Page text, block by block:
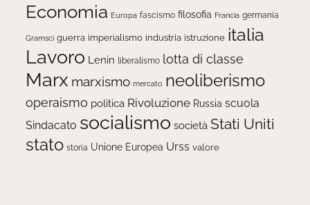
Economia Europa fascismo filosofia Francia germania
Gramsci guerra imperialismo industria istruzione italia
Lavoro Lenin liberalismo lotta di classe
Marx marxismo mercato neoliberismo
operaismo politica Rivoluzione Russia scuola
Sindacato socialismo società Stati Uniti
stato storia Unione Europea Urss valore